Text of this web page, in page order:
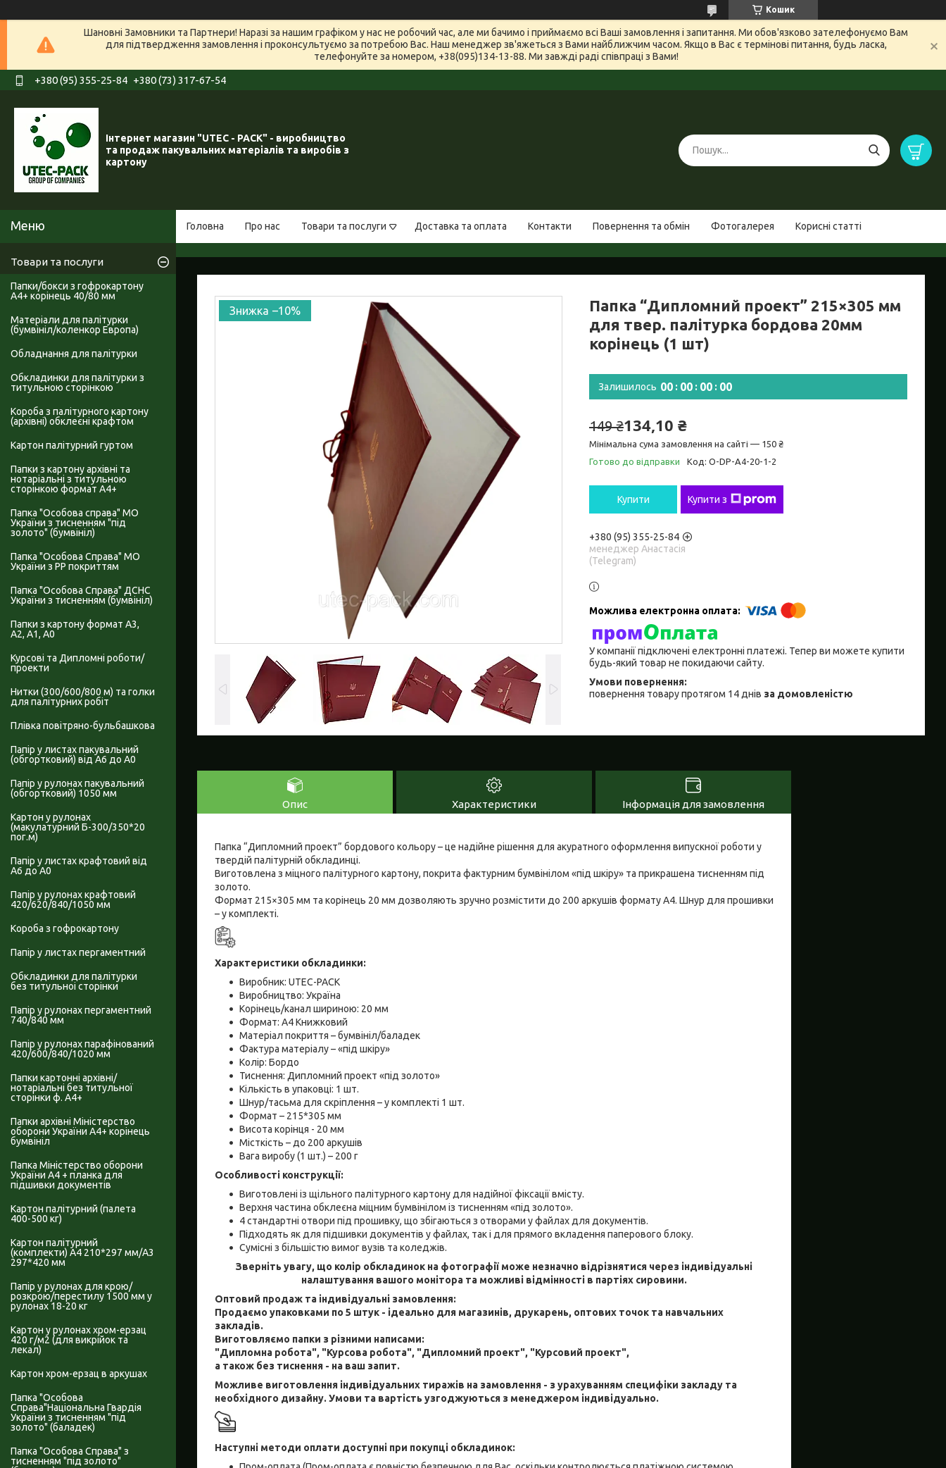
Кошик
Шановні Замовники та Партнери! Наразі за нашим графіком у нас не робочий час, але ми бачимо і приймаємо всі Ваші замовлення і запитання. Ми обов'язково зателефонуємо Вам
для підтвердження замовлення і проконсультуємо за потребою Вас. Наш менеджер зв'яжеться з Вами найближчим часом. Якщо в Вас є термінові питання, будь ласка,
телефонуйте за номером, +38(095)134-13-88. Ми завжді раді співпраці з Вами!
+380 (95) 355-25-84 +380 (73) 317-67-54
Інтернет магазин "UTEC - PACK" - виробництво
та продаж пакувальних матеріалів та виробів з
картону
Головна Про нас Товари та послуги Доставка та оплата Контакти Повернення та обмін Фотогалерея Корисні статті
–10%
Папка “Дипломний проект” 215×305 мм
для твер. палітурка бордова 20мм
корінець (1 шт)
Залишилось 00 00 00 00
149 ₴134,10 ₴
Мінімальна сума замовлення на сайті — 150 ₴
Готово до відправки
Код: O-DP-А4-20-1-2
Купити Купити з
+380 (95) 355-25-84
менеджер Анастасія
(Telegram)
У компанії підключені електронні платежі. Тепер ви можете купити
будь-який товар не покидаючи сайту.
повернення товару протягом 14 днів за домовленістю
Опис Характеристики Інформація для замовлення
Папка “Дипломний проект” бордового кольору – це надійне рішення для акуратного оформлення випускної роботи у
твердій палітурній обкладинці.
Виготовлена з міцного палітурного картону, покрита фактурним бумвінілом «під шкіру» та прикрашена тисненням під
золото.
Формат 215×305 мм та корінець 20 мм дозволяють зручно розмістити до 200 аркушів формату A4. Шнур для прошивки
– у комплекті.
Характеристики обкладинки:
Виробник: UTEC-PACK
Виробництво: Україна
Корінець/канал шириною: 20 мм
Формат: А4 Книжковий
Матеріал покриття – бумвініл/баладек
Фактура матеріалу – «під шкіру»
Колір: Бордо
Тиснення: Дипломний проект «під золото»
Кількість в упаковці: 1 шт.
Шнур/тасьма для скріплення – у комплекті 1 шт.
Формат – 215*305 мм
Висота корінця - 20 мм
Місткість – до 200 аркушів
Вага виробу (1 шт.) – 200 г
Особливості конструкції:
Виготовлені із щільного палітурного картону для надійної фіксації вмісту.
Верхня частина обклеєна міцним бумвінілом із тисненням «під золото».
4 стандартні отвори під прошивку, що збігаються з отворами у файлах для документів.
Підходять як для підшивки документів у файлах, так і для прямого вкладення паперового блоку.
Сумісні з більшістю вимог вузів та коледжів.
Зверніть увагу, що колір обкладинок на фотографії може незначно відрізнятися через індивідуальні
налаштування вашого монітора та можливі відмінності в партіях сировини.
Оптовий продаж та індивідуальні замовлення:
Продаємо упаковками по 5 штук - ідеально для магазинів, друкарень, оптових точок та навчальних
закладів.
Виготовляємо папки з різними написами:
"Дипломна робота", "Курсова робота", "Дипломний проект", "Курсовий проект",
а також без тиснення - на ваш запит.
Можливе виготовлення індивідуальних тиражів на замовлення - з урахуванням специфіки закладу та
необхідного дизайну. Умови та вартість узгоджуються з менеджером індивідуально.
Наступні методи оплати доступні при покупці обкладинок:
Товари та послуги
Папки/бокси з гофрокартону
А4+ корінець 40/80 мм
Матеріали для палітурки
(бумвініл/коленкор Европа)
Обладнання для палітурки
Обкладинки для палітурки з
титульною сторінкою
Короба з палітурного картону
(архівні) обклеєні крафтом
Картон палітурний гуртом
Папки з картону архівні та
нотаріальні з титульною
сторінкою формат А4+
Папка "Особова справа" МО
України з тисненням "під
золото" (бумвініл)
Папка "Особова Справа" МО
України з PP покриттям
Папка "Особова Справа" ДСНС
України з тисненням (бумвініл)
Папки з картону формат А3,
А2, А1, А0
Курсові та Дипломні роботи/
проекти
Нитки (300/600/800 м) та голки
для палітурних робіт
Плівка повітряно-бульбашкова
Папір у листах пакувальний
(обгортковий) від А6 до А0
Папір у рулонах пакувальний
(обгортковий) 1050 мм
Картон у рулонах
(макулатурний Б-300/350*20
пог.м)
Папір у листах крафтовий від
А6 до А0
Папір у рулонах крафтовий
420/620/840/1050 мм
Короба з гофрокартону
Папір у листах пергаментний
Обкладинки для палітурки
без титульноі сторінки
Папір у рулонах пергаментний
740/840 мм
Папір у рулонах парафінований
420/600/840/1020 мм
Папки картонні архівні/
нотаріальні без титульної
сторінки ф. А4+
Папки архівні Міністерство
оборони України А4+ корінець
бумвініл
Папка Міністерство оборони
України А4 + планка для
підшивки документів
Картон палітурний (палета
400-500 кг)
Картон палітурний
(комплекти) А4 210*297 мм/А3
297*420 мм
Папір у рулонах для крою/
розкрою/перестилу 1500 мм у
рулонах 18-20 кг
Картон у рулонах хром-ерзац
420 г/м2 (для викрійок та
лекал)
Картон хром-ерзац в аркушах
Папка "Особова
Справа"Національна Гвардія
України з тисненням "під
золото" (баладек)
Папка "Особова Справа" з
тисненням "під золото"